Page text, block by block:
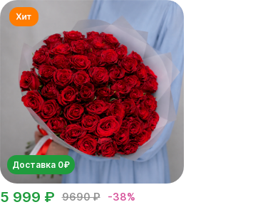
Доставка 0₽
9690 ₽ -38%
5 999 ₽